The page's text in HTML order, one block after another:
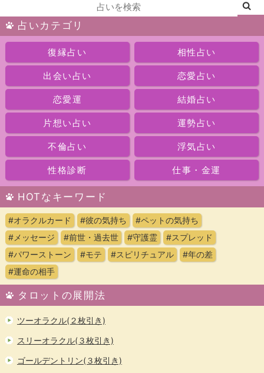
占いカテゴリ
復縁占い 相性占い
出会い占い 恋愛占い
恋愛運 結婚占い
片想い占い 運勢占い
不倫占い 浮気占い
性格診断 仕事・金運
HOTなキーワード
#オラクルカード #彼の気持ち
#ペットの気持ち
#メッセージ
#前世・過去世 #守護霊
#スプレッド
#パワーストーン
#モテ #スピリチュアル
#年の差
#運命の相手
タロットの展開法
ツーオラクル(２枚引き)
スリーオラクル(３枚引き)
ゴールデントリン(３枚引き)